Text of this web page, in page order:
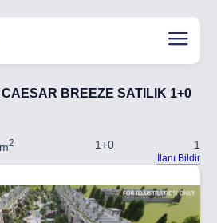
BREEZE SATILIK 1+0
2 1+0 1
İlanı Bildir